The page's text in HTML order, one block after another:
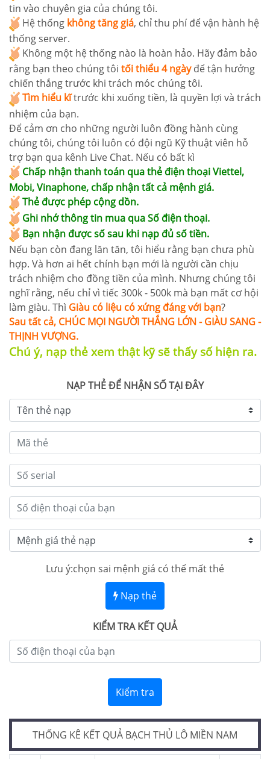
tin vào chuyên gia của chúng tôi.
Hệ thống không tăng giá, chỉ thu phí để vận hành hệ
thống server.
Không một hệ thống nào là hoàn hảo. Hãy đảm bảo
rằng bạn theo chúng tôi tối thiểu 4 ngàyđể tận hưởng
chiến thắng trước khi trách móc chúng tôi.
Tìm hiểu kĩtrước khi xuống tiền, là quyền lợi và trách
nhiệm của bạn.
Để cảm ơn cho những người luôn đồng hành cùng
chúng tôi, chúng tôi luôn có đội ngũ Kỹ thuật viên hỗ
trợ bạn qua kênh Live Chat. Nếu có bất kì
Chấp nhận thanh toán qua thẻ điện thoại Viettel,
Mobi, Vinaphone, chấp nhận tất cả mệnh giá.
Thẻ được phép cộng dồn.
Ghi nhớ thông tin mua qua Số điện thoại.
Bạn nhận được số sau khi nạp đủ số tiền.
Nếu bạn còn đang lăn tăn, tôi hiểu rằng bạn chưa phù
hợp. Và hơn ai hết chính bạn mới là người cần chịu
trách nhiệm cho đồng tiền của mình. Nhưng chúng tôi
nghĩ rằng, nếu chỉ vì tiếc 300k - 500k mà bạn mất cơ hội
làm giàu. Thì Giàu có liệu có xứng đáng với bạn?
Sau tất cả, CHÚC MỌI NGƯỜI THẮNG LỚN - GIÀU SANG -
THỊNH VƯỢNG.
Chú ý, nạp thẻ xem thật kỹ sẽ thấy số hiện ra.
NẠP THẺ ĐỂ NHẬN SỐ TẠI ĐÂY
Lưu ý:chọn sai mệnh giá có thể mất thẻ
Nạp thẻ
KIỂM TRA KẾT QUẢ
Kiểm tra
THỐNG KÊ KẾT QUẢ BẠCH THỦ LÔ MIỀN NAM